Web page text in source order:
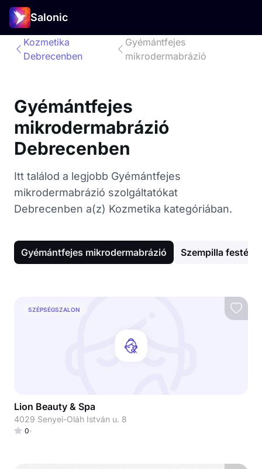
Salonic
Kozmetika
Debrecenben
Gyémántfejes
mikrodermabrázió
Gyémántfejes
mikrodermabrázió
Debrecenben
Itt találod a legjobb Gyémántfejes
mikrodermabrázió szolgáltatókat
Debrecenben a(z) Kozmetika kategóriában.
Gyémántfejes mikrodermabrázió Szempilla festés
SZÉPSÉGSZALON
Lion Beauty & Spa
4029 Senyei-Oláh István u. 8
0